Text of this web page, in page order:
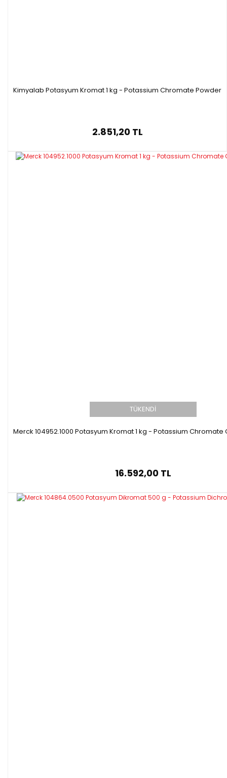
Kimyalab Potasyum Kromat 1 kg - Potassium Chromate Powder
2.851,20 TL
TÜKENDİ
Merck 104952.1000 Potasyum Kromat 1 kg - Potassium Chromate
16.592,00 TL